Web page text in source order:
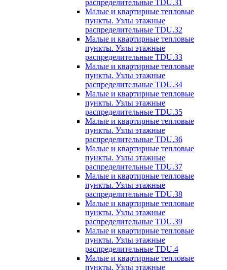
распределительные TDU.31
Малые и квартирные тепловые
пункты. Узлы этажные
распределительные TDU.32
Малые и квартирные тепловые
пункты. Узлы этажные
распределительные TDU.33
Малые и квартирные тепловые
пункты. Узлы этажные
распределительные TDU.34
Малые и квартирные тепловые
пункты. Узлы этажные
распределительные TDU.35
Малые и квартирные тепловые
пункты. Узлы этажные
распределительные TDU.36
Малые и квартирные тепловые
пункты. Узлы этажные
распределительные TDU.37
Малые и квартирные тепловые
пункты. Узлы этажные
распределительные TDU.38
Малые и квартирные тепловые
пункты. Узлы этажные
распределительные TDU.39
Малые и квартирные тепловые
пункты. Узлы этажные
распределительные TDU.4
Малые и квартирные тепловые
пункты. Узлы этажные